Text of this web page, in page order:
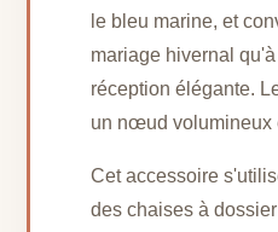
le bleu marine, et
mariage hivernal
réception élégante.
un nœud volumineux
Cet accessoire
des chaises à